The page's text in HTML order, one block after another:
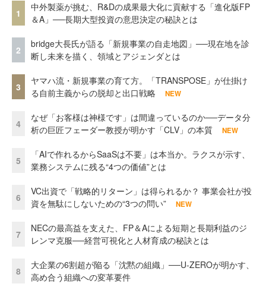
1
中外製薬が挑む、R&Dの成果最大化に貢献する「進化版FP
＆A」──長期大型投資の意思決定の秘訣とは
2
bridge大長氏が語る「新規事業の自走地図」──現在地を診
断し未来を描く、領域とアジェンダとは
3
ヤマハ流・新規事業の育て方。「TRANSPOSE」が仕掛け
る自前主義からの脱却と出口戦略
NEW
4
なぜ「お客様は神様です」は間違っているのか──データ分
析の巨匠フェーダー教授が明かす「CLV」の本質
NEW
5
「AIで作れるからSaaSは不要」は本当か。ラクスが示す、
業務システムに残る“4つの価値”とは
6
VC出資で「戦略的リターン」は得られるか？ 事業会社が投
資を無駄にしないための“3つの問い”
NEW
7
NECの最高益を支えた、FP＆Aによる短期と長期利益のジ
レンマ克服──経営可視化と人材育成の秘訣とは
8
大企業の6割超が陥る「沈黙の組織」──U-ZEROが明かす、
高め合う組織への変革要件